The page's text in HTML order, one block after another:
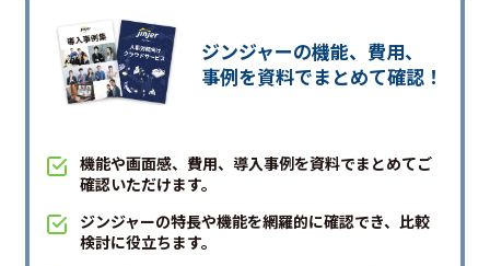
ジンジャーの機能、費用、
事例を資料でまとめて確認！
機能や画面感、費用、導入事例を資料でまとめてご
確認いただけます。
ジンジャーの特長や機能を網羅的に確認でき、比較
検討に役立ちます。